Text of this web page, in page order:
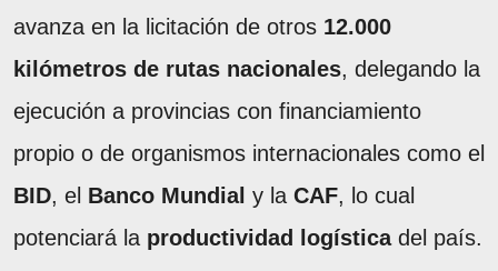
avanza en la licitación de otros 12.000
kilómetros de rutas nacionales, delegando la
ejecución a provincias con financiamiento
propio o de organismos internacionales como el
BID, el Banco Mundial y la CAF, lo cual
potenciará la productividad logísticadel país.